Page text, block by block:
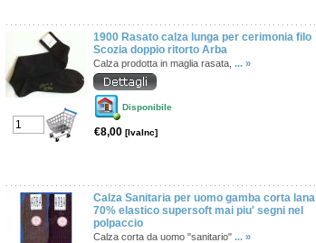
1900 Rasato calza lunga per cerimonia filo
Scozia doppio ritorto Arba
Calza prodotta in maglia rasata, ... »
Disponibile
€8,00 [IvaInc]
Calza Sanitaria per uomo gamba corta lana
70% elastico supersoft mai piu' segni nel
polpaccio
Calza corta da uomo "sanitario" ... »